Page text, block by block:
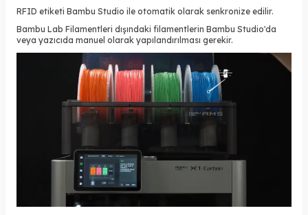
RFID etiketi Bambu Studio ile otomatik olarak senkronize edilir.
Bambu Lab Filamentleri dışındaki filamentlerin Bambu Studio'da
veya yazıcıda manuel olarak yapılandırılması gerekir.